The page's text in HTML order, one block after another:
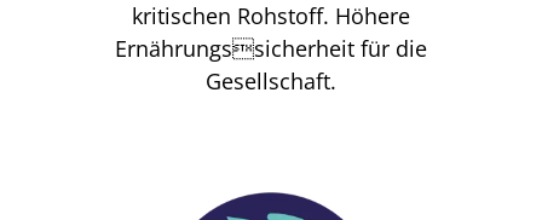
kritischen Rohstoff. Höhere
Ernährungssicherheit für die
Gesellschaft.